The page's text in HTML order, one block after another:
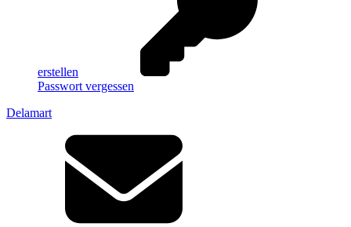
erstellen
Passwort vergessen
Delamart